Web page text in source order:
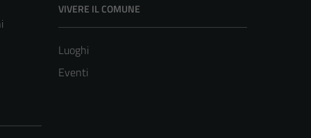
VIVERE IL COMUNE
Luoghi
Eventi